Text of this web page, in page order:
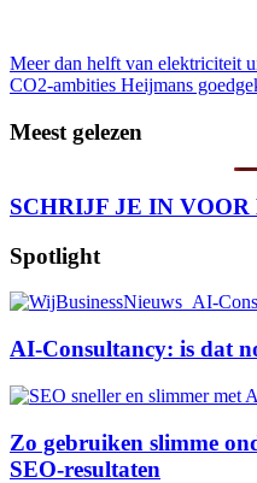
Bericht
navigatie
Meer dan helft van elektriciteit
CO2-ambities Heijmans
Meest gelezen
SCHRIJF JE IN
Spotlight
AI-Consultancy: is dat
Zo gebruiken slimme
SEO-resultaten